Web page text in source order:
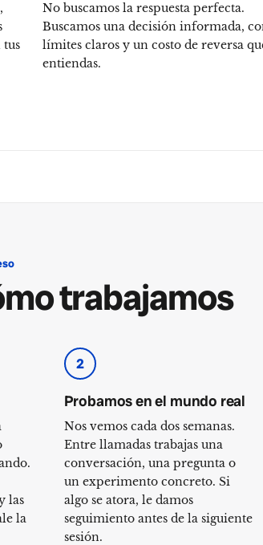
tus
No buscamos la respuesta perfecta.
Buscamos una decisión informada,
límites claros y un costo de reversa
entiendas.
trabajamos
las
la
2
Probamos en el mundo real
Nos vemos cada dos semanas.
Entre llamadas trabajas una
conversación, una pregunta o
un experimento concreto. Si
algo se atora, le damos
seguimiento antes de la siguiente
sesión.